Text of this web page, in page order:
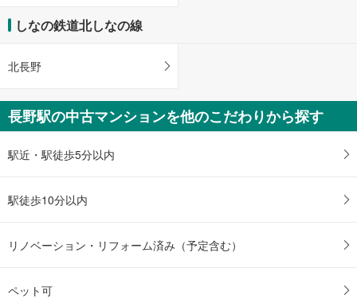
・中央改札内
【ＪＲ】
・ＡＥＤ
【長野電鉄】
・ＡＥＤ
存
すしなの鉄道北しなの線
北長野
長野駅の中古マンションを他のこだわりから探す
駅近・駅徒歩5分以内
駅徒歩10分以内
リノベーション・リフォーム済み（予定含む）
ペット可